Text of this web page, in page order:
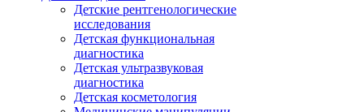
Детские рентгенологические
исследования
Детская функциональная
диагностика
Детская ультразвуковая
диагностика
Детская косметология